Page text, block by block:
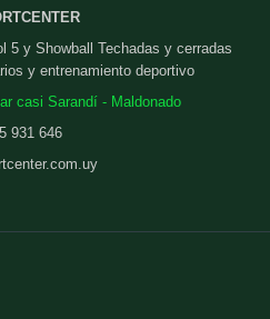
5 y Showball Techadas y cerradas
y entrenamiento deportivo
casi Sarandí - Maldonado
931 646